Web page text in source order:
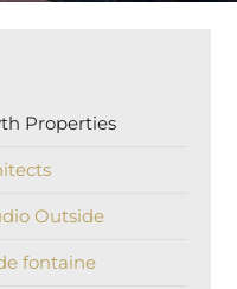
Properties
Outside
fontaine